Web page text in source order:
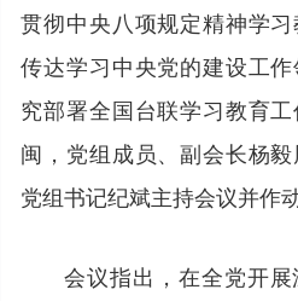
贯彻中央八项规定精神学
传达学习中央党的建设工
究部署全国台联学习教育
闽，党组成员、副会长杨
党组书记纪斌主持会议并作
会议指出，在全党开